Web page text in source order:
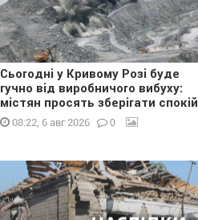
Сьогодні у Кривому Розі буде
гучно від виробничого вибуху:
містян просять зберігати спокій
08:22, 6 авг 2026 0